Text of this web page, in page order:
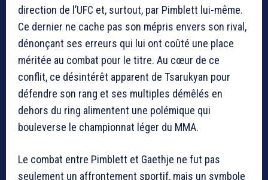
direction de l’UFC et, surtout, par Pimblett lui-même.
Ce dernier ne cache pas son mépris envers son rival,
dénonçant ses erreurs qui lui ont coûté une place
méritée au combat pour le titre. Au cœur de ce
conflit, ce désintérêt apparent de Tsarukyan pour
défendre son rang et ses multiples démêlés en
dehors du ring alimentent une polémique qui
bouleverse le championnat léger du MMA.
Le combat entre Pimblett et Gaethje ne fut pas
seulement un affrontement sportif, mais un symbole